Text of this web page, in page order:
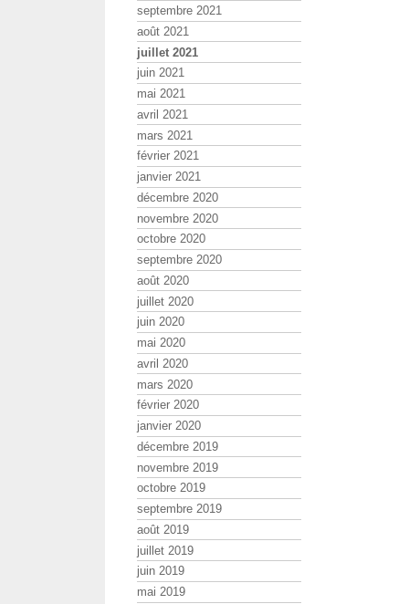
septembre 2021
août 2021
juillet 2021
juin 2021
mai 2021
avril 2021
mars 2021
février 2021
janvier 2021
décembre 2020
novembre 2020
octobre 2020
septembre 2020
août 2020
juillet 2020
juin 2020
mai 2020
avril 2020
mars 2020
février 2020
janvier 2020
décembre 2019
novembre 2019
octobre 2019
septembre 2019
août 2019
juillet 2019
juin 2019
mai 2019